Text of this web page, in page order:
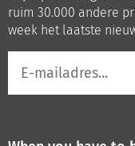
ruim 30.000 andere
week het laatste
mailadres